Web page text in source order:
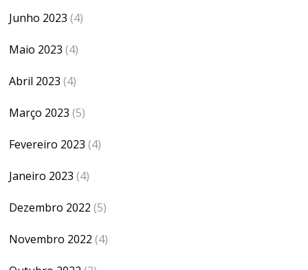
Junho 2023 (4)
Maio 2023 (4)
Abril 2023 (4)
Março 2023 (5)
Fevereiro 2023 (4)
Janeiro 2023 (4)
Dezembro 2022 (5)
Novembro 2022 (4)